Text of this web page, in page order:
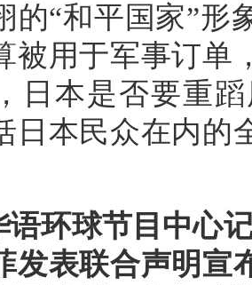
的“和平国家”
被用于军事订单
日本是否要重
日本民众在内的
语环球节目中心
发表联合声明宣